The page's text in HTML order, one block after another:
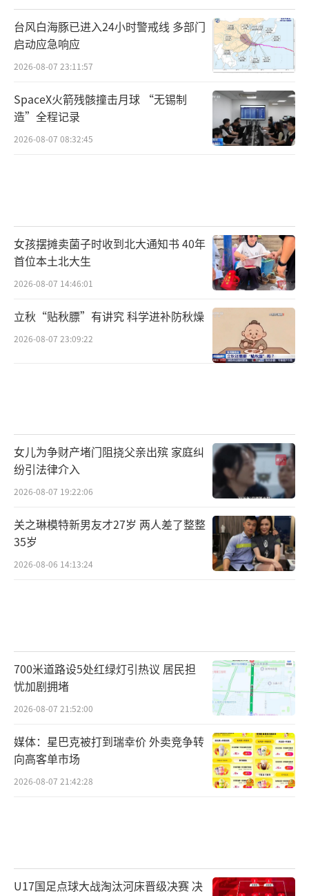
台风白海豚已进入24小时警戒线 多部门
启动应急响应
2026-08-07 23:11:57
SpaceX火箭残骸撞击月球 “无锡制
造”全程记录
2026-08-07 08:32:45
女孩摆摊卖菌子时收到北大通知书 40年
首位本土北大生
2026-08-07 14:46:01
立秋“贴秋膘”有讲究 科学进补防秋燥
2026-08-07 23:09:22
女儿为争财产堵门阻挠父亲出殡 家庭纠
纷引法律介入
2026-08-07 19:22:06
关之琳模特新男友才27岁 两人差了整整
35岁
2026-08-06 14:13:24
700米道路设5处红绿灯引热议 居民担
忧加剧拥堵
2026-08-07 21:52:00
媒体：星巴克被打到瑞幸价 外卖竞争转
向高客单市场
2026-08-07 21:42:28
U17国足点球大战淘汰河床晋级决赛 决